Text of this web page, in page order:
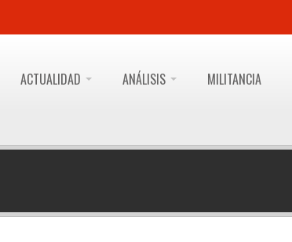
ACTUALIDAD ANÁLISIS MILITANCIA